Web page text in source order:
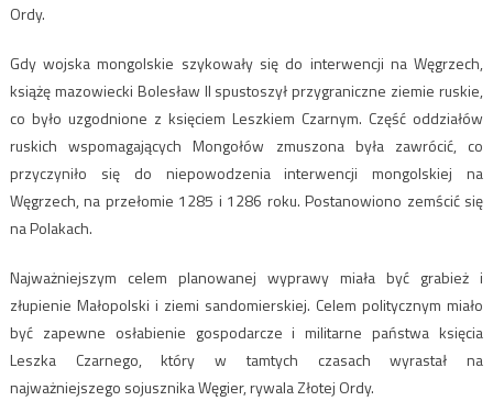
Ordy.
Gdy wojska mongolskie szykowały się do interwencji na Węgrzech,
książę mazowiecki Bolesław II spustoszył przygraniczne ziemie ruskie,
co było uzgodnione z księciem Leszkiem Czarnym. Część oddziałów
ruskich wspomagających Mongołów zmuszona była zawrócić, co
przyczyniło się do niepowodzenia interwencji mongolskiej na
Węgrzech, na przełomie 1285 i 1286 roku. Postanowiono zemścić się
na Polakach.
Najważniejszym celem planowanej wyprawy miała być grabież i
złupienie Małopolski i ziemi sandomierskiej. Celem politycznym miało
być zapewne osłabienie gospodarcze i militarne państwa księcia
Leszka Czarnego, który w tamtych czasach wyrastał na
najważniejszego sojusznika Węgier, rywala Złotej Ordy.